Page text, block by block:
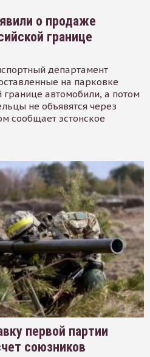
о продаже
границе
департамент
на парковке
автомобили, а потом
не объявятся через
сообщает эстонское
первой партии
союзников